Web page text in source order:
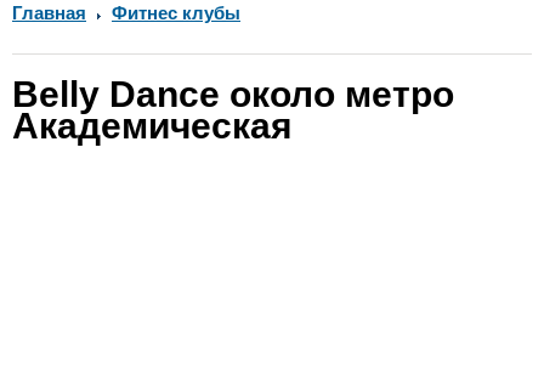
Главная Фитнес клубы
Belly Dance около метро
Академическая